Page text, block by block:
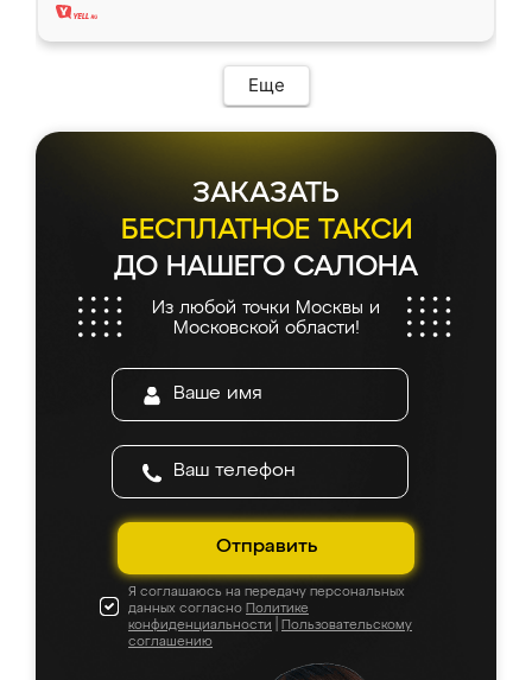
Еще
ЗАКАЗАТЬ
БЕСПЛАТНОЕ ТАКСИ
ДО НАШЕГО САЛОНА
Из любой точки Москвы и
Московской области!
Отправить
Я соглашаюсь на передачу персональных
данных согласно Политике
конфиденциальности
Пользовательскому
соглашению